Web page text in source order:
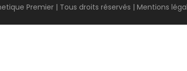
Premier | Tous droits réservés | Mentions